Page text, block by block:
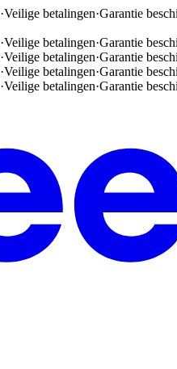
·Veilige betalingen·Garantie
·Veilige betalingen·Garantie
·Veilige betalingen·Garantie
·Veilige betalingen·Garantie
·Veilige betalingen·Garantie